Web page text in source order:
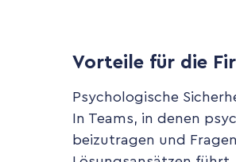
Vorteile für die
Psychologische
In Teams, in denen
beizutragen und